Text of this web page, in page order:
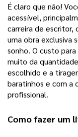
É claro que não!
acessível,
carreira de escritor,
uma obra exclusiva
sonho. O custo
muito da
escolhido e a
baratinhos e com a
profissional.
Como fazer um